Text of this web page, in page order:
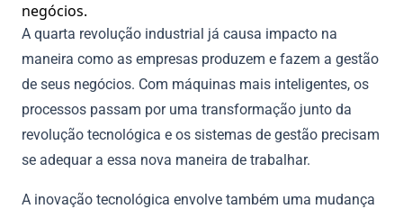
negócios.
A quarta revolução industrial já causa impacto na
maneira como as empresas produzem e fazem a gestão
de seus negócios. Com máquinas mais inteligentes, os
processos passam por uma transformação junto da
revolução tecnológica e os sistemas de gestão precisam
se adequar a essa nova maneira de trabalhar.
A inovação tecnológica envolve também uma mudança